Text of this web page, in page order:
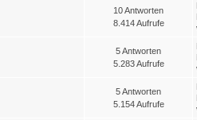
10 Antworten
8.414 Aufrufe
5 Antworten
5.283 Aufrufe
5 Antworten
5.154 Aufrufe